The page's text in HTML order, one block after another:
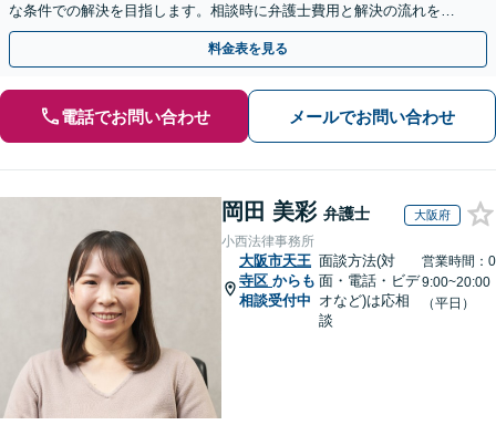
な条件での解決を目指します。相談時に弁護士費用と解決の流れを丁
寧に説明いたしますので、安心してお問い合わせ下さい。
料金表を見る
電話でお問い合わせ メールでお問い合わせ
岡田 美彩 弁護士 大阪府
小西法律事務所
大阪市天王
寺区 からも
相談受付中
面談方法(対
面・電話・ビデ
オなど)は応相
談
営業時間：0
9:00~20:00
（平日）